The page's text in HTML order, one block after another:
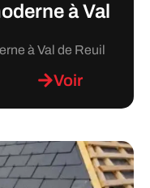
à Val
à Val de Reuil
Voir